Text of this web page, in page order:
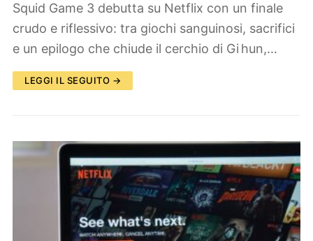
Squid Game 3 debutta su Netflix con un finale
crudo e riflessivo: tra giochi sanguinosi, sacrifici
e un epilogo che chiude il cerchio di Gi hun,…
LEGGI IL SEGUITO →